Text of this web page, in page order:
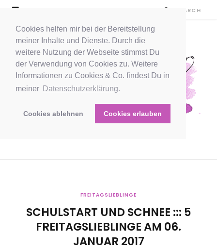
Cookies helfen mir bei der Bereitstellung
meiner Inhalte und Dienste. Durch die
weitere Nutzung der Webseite stimmst Du
der Verwendung von Cookies zu. Weitere
Informationen zu Cookies & Co. findest Du in
meiner Datenschutzerklärung.
Cookies ablehnen Cookies erlauben
FREITAGSLIEBLINGE
SCHULSTART UND SCHNEE ::: 5
FREITAGSLIEBLINGE AM 06.
JANUAR 2017